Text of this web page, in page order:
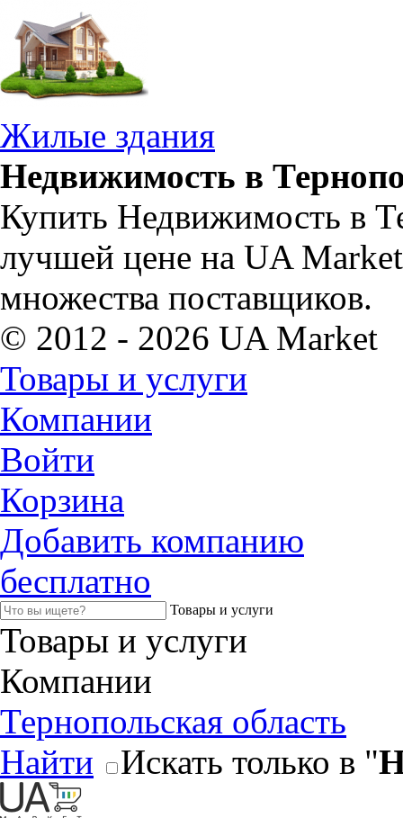
Жилые здания
Недвижимость в
Купить Недвижимость в
лучшей цене на UA
множества поставщиков.
© 2012 - 2026 UA Market
Товары и услуги
Компании
Войти
Корзина
Добавить компанию
бесплатно
Товары и услуги
Товары и услуги
Компании
Тернопольская область
Найти
Искать только в "